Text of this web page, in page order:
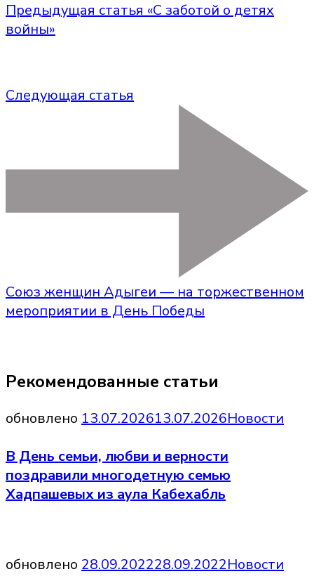
Предыдущая статья «С заботой о детях
войны»
Следующая статья
Союз женщин Адыгеи — на торжественном
мероприятии в День Победы
Рекомендованные статьи
обновлено 13.07.202613.07.2026Новости
В День семьи, любви и верности
поздравили многодетную семью
Хадпашевых из аула Кабехабль
обновлено 28.09.202228.09.2022Новости